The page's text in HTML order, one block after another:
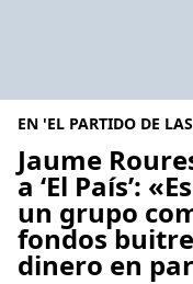
EN 'EL PARTIDO DE
Jaume
a ‘El País’:
un grupo
fondos
dinero en